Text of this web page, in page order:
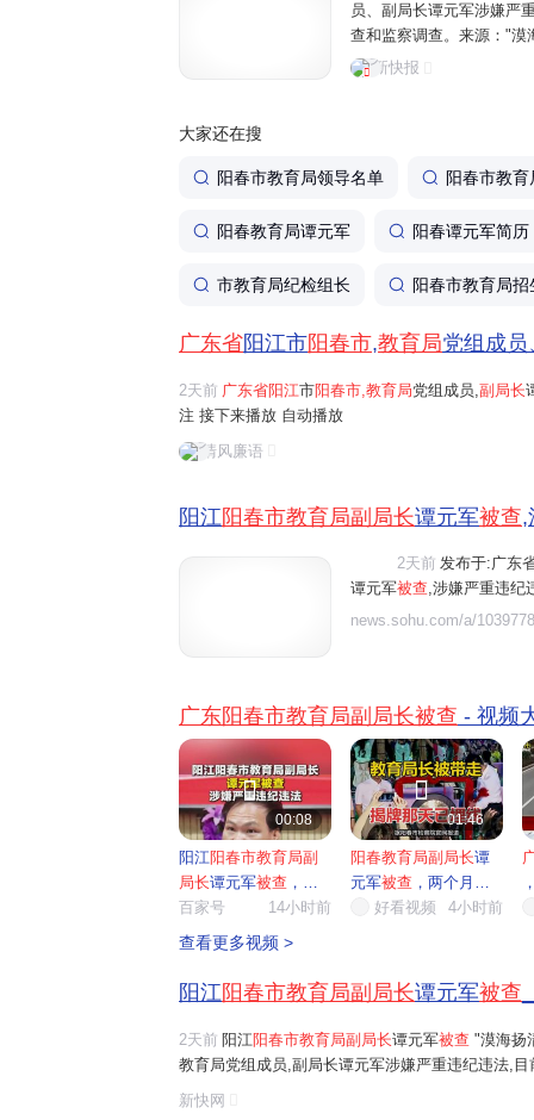
员、副局长谭元军涉嫌严
查和监察调查。来源："漠
新快报
大家还在搜
阳春市教育局领导名单 阳春市教育
阳春教育局谭元军 阳春谭元军简历
市教育局纪检组长 阳春市教育局招
广东省阳江市阳春市,教育局党组成员
2天前 广东省阳江市阳春市,教育局党组成员, 副局长
注 接下来播放 自动播放
清风廉语
阳江阳春市教育局副局长谭元军被查,
2天前 发布于:广东
谭元军被查,涉嫌严重违纪
news.sohu.com/a/
广东阳春市教育局副局长被查 - 视频

00:08
阳江阳春市教育局副
局长谭元军被查 ，涉
嫌严重...
百家号 14小时前

01:46
阳春教育局副局长谭
元军被查 ，两个月前
还在校...
好看视频 4小时前
查看更多视频 >
阳江阳春市教育局副局长谭元军被查
2天前 阳江阳春市教育局副局长谭元军被查 "漠海扬
教育局党组成员,副局长谭元军涉嫌严重违纪违法,
来源:"漠海扬清"微信公众号 责编:赵静明 特别声明
新快网